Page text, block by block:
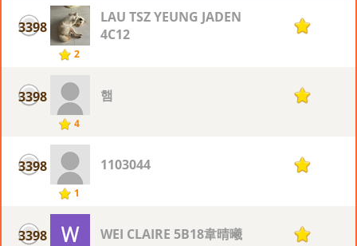
3398
2
LAU TSZ YEUNG JADEN
4C12
1
3398
4
햄 1
3398
1
1103044 1
3398 WEI CLAIRE 5B18韋晴曦 1